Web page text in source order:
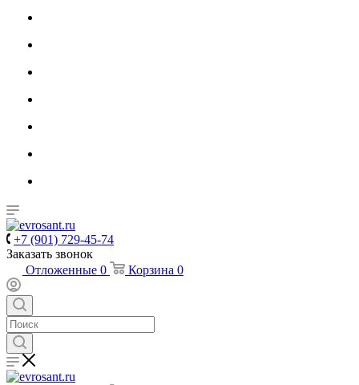
+7 (901) 729-45-74
Заказать звонок
Отложенные 0 Корзина 0